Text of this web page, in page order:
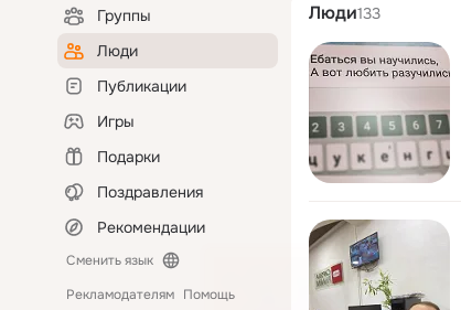
Группы
Люди
Публикации
Игры
Подарки
Поздравления
Рекомендации
Сменить язык
Рекламодателям Помощь
Люди133